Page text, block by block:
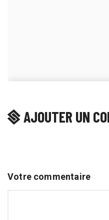
AJOUTER UN
Votre commentaire